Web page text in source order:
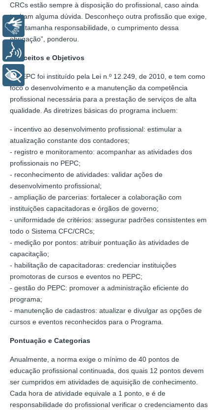
CRCs estão sempre à disposição do profissional, caso ainda
tenham alguma dúvida. Desconheço outra profissão que exige,
com tamanha responsabilidade, o cumprimento dessa
obrigação”, ponderou.
Conceitos e Objetivos
O PEPC foi instituído pela Lei n.º 12.249, de 2010, e tem como
foco o desenvolvimento e a manutenção da competência
profissional necessária para a prestação de serviços de alta
qualidade. As diretrizes básicas do programa incluem:
- incentivo ao desenvolvimento profissional: estimular a
atualização constante dos contadores;
- registro e monitoramento: acompanhar as atividades dos
profissionais no PEPC;
- reconhecimento de atividades: validar ações de
desenvolvimento profissional;
- ampliação de parcerias: fortalecer a colaboração com
instituições capacitadoras e órgãos de governo;
- uniformidade de critérios: assegurar padrões consistentes em
todo o Sistema CFC/CRCs;
- medição por pontos: atribuir pontuação às atividades de
capacitação;
- habilitação de capacitadoras: credenciar instituições
promotoras de cursos e eventos no PEPC;
- gestão do PEPC: promover a administração eficiente do
programa;
- manutenção de cadastros: atualizar e divulgar as opções de
cursos e eventos reconhecidos para o Programa.
Pontuação e Categorias
Anualmente, a norma exige o mínimo de 40 pontos de
educação profissional continuada, dos quais 12 pontos devem
ser cumpridos em atividades de aquisição de conhecimento.
Cada hora de atividade equivale a 1 ponto, e é de
responsabilidade do profissional verificar o credenciamento das
Libras
+ Acessibilidade